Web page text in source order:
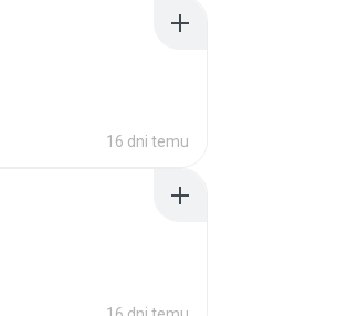
16 dni temu